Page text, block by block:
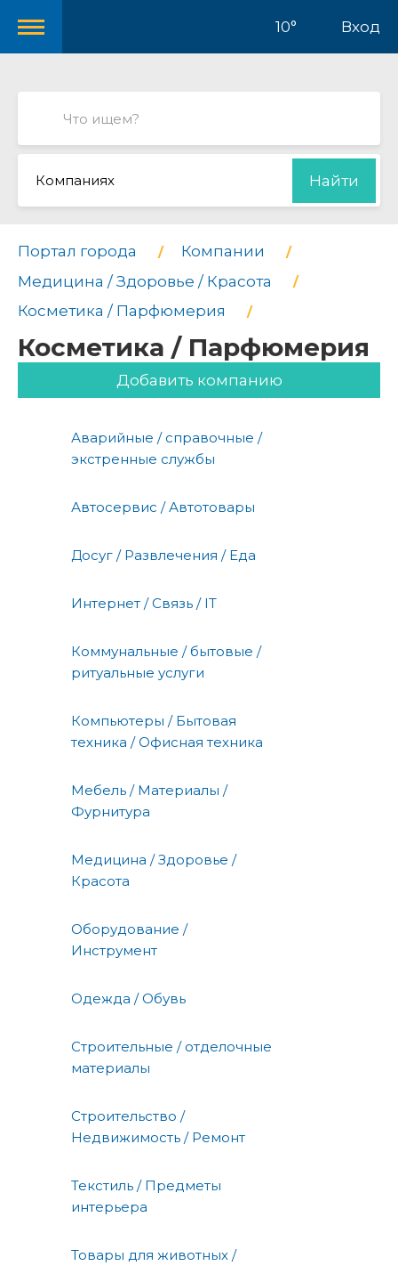
10° Вход
Компаниях Найти
Портал города
Компании
Медицина / Здоровье / Красота
Косметика / Парфюмерия
Косметика / Парфюмерия
Добавить компанию
Аварийные / справочные /
экстренные службы
Автосервис / Автотовары
Досуг / Развлечения / Еда
Интернет / Связь / IT
Коммунальные / бытовые /
ритуальные услуги
Компьютеры / Бытовая
техника / Офисная техника
Мебель / Материалы /
Фурнитура
Медицина / Здоровье /
Красота
Оборудование /
Инструмент
Одежда / Обувь
Строительные / отделочные
материалы
Строительство /
Недвижимость / Ремонт
Текстиль / Предметы
интерьера
Товары для животных /